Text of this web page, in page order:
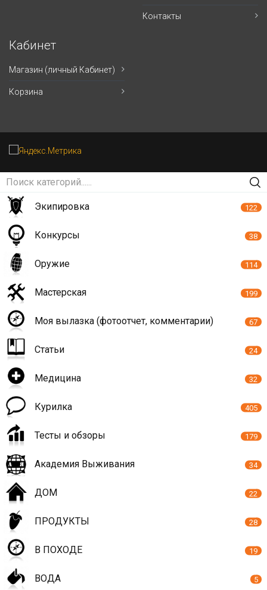
Контакты
Кабинет
Магазин (личный Кабинет)
Корзина
Экипировка 122
Конкурсы 38
Оружие 114
Мастерская 199
Моя вылазка (фотоотчет, комментарии) 67
Статьи 24
Медицина 32
Курилка 405
Тесты и обзоры 179
Академия Выживания 34
ДОМ 22
ПРОДУКТЫ 28
В ПОХОДЕ 19
ВОДА 5